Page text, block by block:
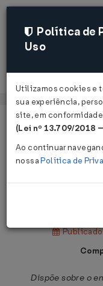
Página Inicial
Decreto Nº
Publicado
Dispõe sobre o
Política de
Uso
Utilizamos cookies e
sua experiência,
site, em conformidade
(Lei nº 13.709/2018
Ao continuar
nossaPolítica de